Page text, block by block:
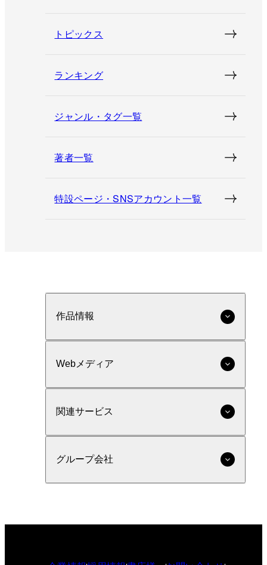
トピックス
ランキング
ジャンル・タグ一覧
著者一覧
特設ページ・SNSアカウント一覧
作品情報
Webメディア
関連サービス
グループ会社